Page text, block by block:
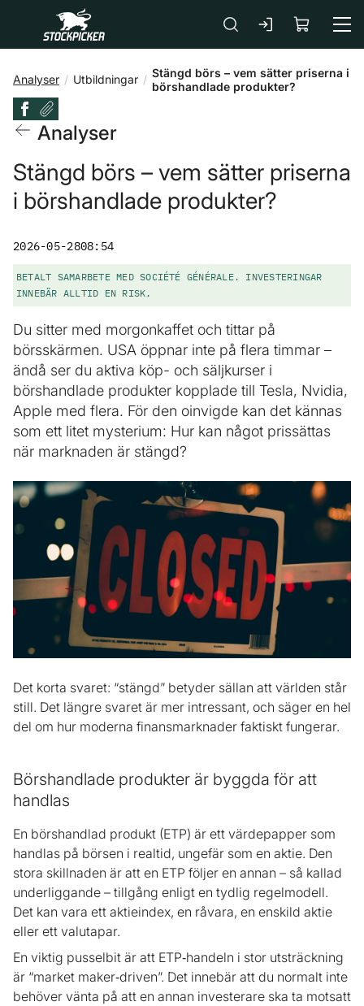
Gå till huvudinnehåll
Analyser Utbildningar
Stängd börs – vem sätter priserna i
börshandlade produkter?
Analyser
Stängd börs – vem sätter priserna
i börshandlade produkter?
2026-05-2808:54
BETALT SAMARBETE MED SOCIÉTÉ GÉNÉRALE. INVESTERINGAR
INNEBÄR ALLTID EN RISK.
Du sitter med morgonkaffet och tittar på
börsskärmen. USA öppnar inte på flera timmar –
ändå ser du aktiva köp- och säljkurser i
börshandlade produkter kopplade till Tesla, Nvidia,
Apple med flera. För den oinvigde kan det kännas
som ett litet mysterium: Hur kan något prissättas
när marknaden är stängd?
Det korta svaret: “stängd” betyder sällan att världen står
still. Det längre svaret är mer intressant, och säger en hel
del om hur moderna finansmarknader faktiskt fungerar.
Börshandlade produkter är byggda för att
handlas
En börshandlad produkt (ETP) är ett värdepapper som
handlas på börsen i realtid, ungefär som en aktie. Den
stora skillnaden är att en ETP följer en annan – så kallad
underliggande – tillgång enligt en tydlig regelmodell.
Det kan vara ett aktieindex, en råvara, en enskild aktie
eller ett valutapar.
En viktig pusselbit är att ETP‑handeln i stor utsträckning
är “market maker‑driven”. Det innebär att du normalt inte
behöver vänta på att en annan investerare ska ta motsatt